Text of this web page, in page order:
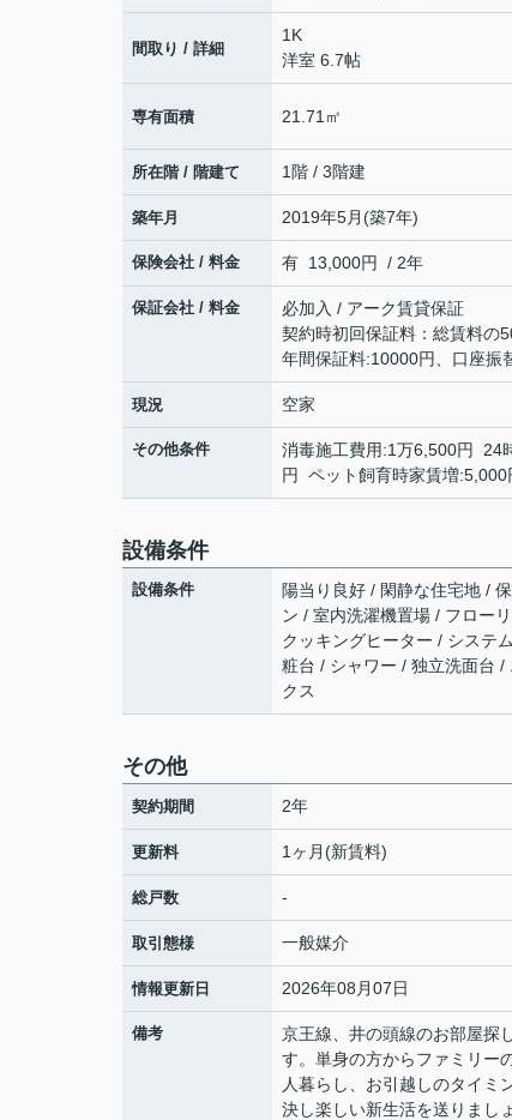
間取り / 詳細
1K
洋室 6.7帖
専有面積 21.71㎡
所在階 / 階建て 1階 / 3階建
築年月 2019年5月(築7年)
保険会社 / 料金 有 13,000円 / 2年
保証会社 / 料金
必加入 / アーク賃貸保証
契約時初回保証料：総賃料の
年間保証料:10000円、口座
現況 空家
その他条件
消毒施工費用:1万6,500円 24
円 ペット飼育時家賃増:5,000
設備条件
設備条件
陽当り良好 / 閑静な住宅地 /
ン / 室内洗濯機置場 / フロー
クッキングヒーター / システ
粧台 / シャワー / 独立洗面台
クス
その他
契約期間 2年
更新料 1ヶ月(新賃料)
総戸数 -
取引態様 一般媒介
情報更新日 2026年08月07日
備考
京王線、井の頭線のお部屋探
す。単身の方からファミリー
人暮らし、お引越しのタイミ
決し楽しい新生活を送りま